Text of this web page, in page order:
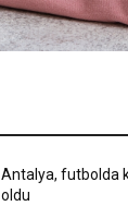
Antalya, futbolda
oldu